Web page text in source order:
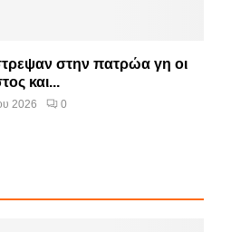
στην πατρώα γη οι
και...
2026 0